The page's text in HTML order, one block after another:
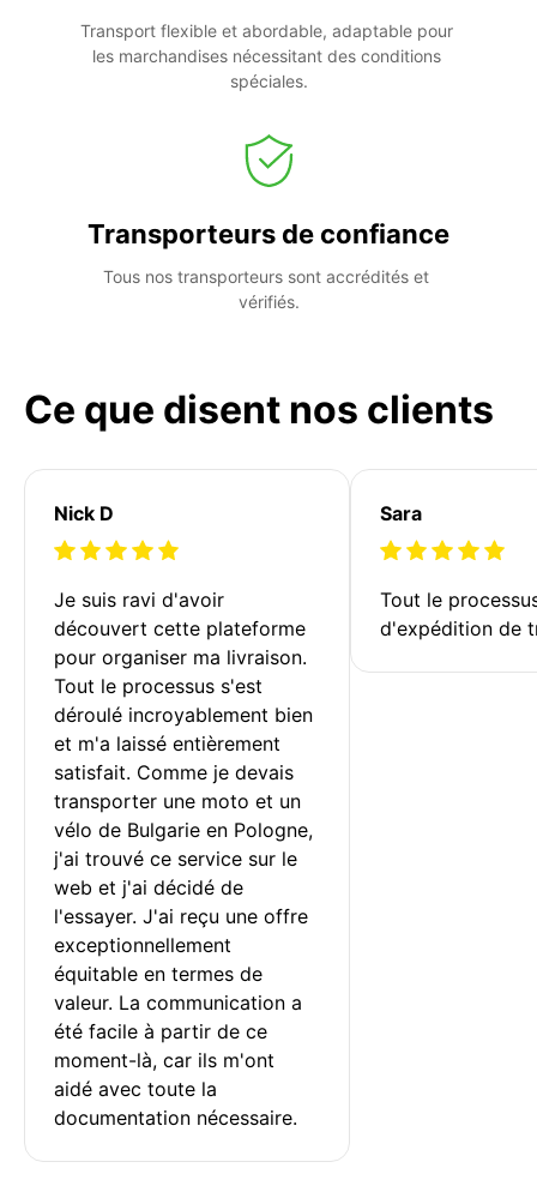
Transport flexible et abordable, adaptable pour
les marchandises nécessitant des conditions
spéciales.
Transporteurs de confiance
Tous nos transporteurs sont accrédités et
vérifiés.
Ce que disent nos clients
Nick D
Je suis ravi d'avoir
découvert cette plateforme
pour organiser ma livraison.
Tout le processus s'est
déroulé incroyablement bien
et m'a laissé entièrement
satisfait. Comme je devais
transporter une moto et un
vélo de Bulgarie en Pologne,
j'ai trouvé ce service sur le
web et j'ai décidé de
l'essayer. J'ai reçu une offre
exceptionnellement
équitable en termes de
valeur. La communication a
été facile à partir de ce
moment-là, car ils m'ont
aidé avec toute la
documentation nécessaire.
Sara
Tout le
d'expédition de